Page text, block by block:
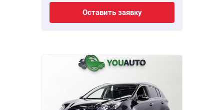
Оставить заявку